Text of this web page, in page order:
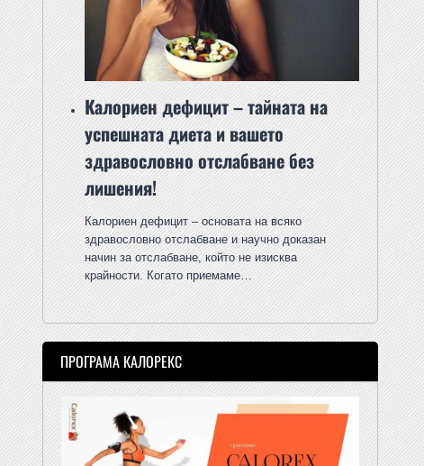
Калориен дефицит – тайната на
успешната диета и вашето
здравословно отслабване без
лишения!
Калориен дефицит – основата на всяко
здравословно отслабване и научно доказан
начин за отслабване, който не изисква
крайности. Когато приемаме…
ПРОГРАМА КАЛОРЕКС